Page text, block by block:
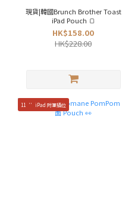
現貨|韓國Brunch Brother Toast
iPad Pouch 🍞
HK$158.00
HK$228.00
11‘’iPad 附筆插位